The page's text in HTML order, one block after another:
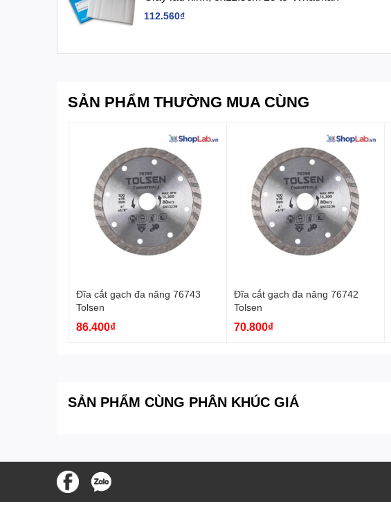
112.560₫
SẢN PHẨM THƯỜNG MUA CÙNG
Đĩa cắt gạch đa năng 76743
Tolsen
86.400₫
Đĩa cắt gạch đa năng 76742
Tolsen
70.800₫
SẢN PHẨM CÙNG PHÂN KHÚC GIÁ